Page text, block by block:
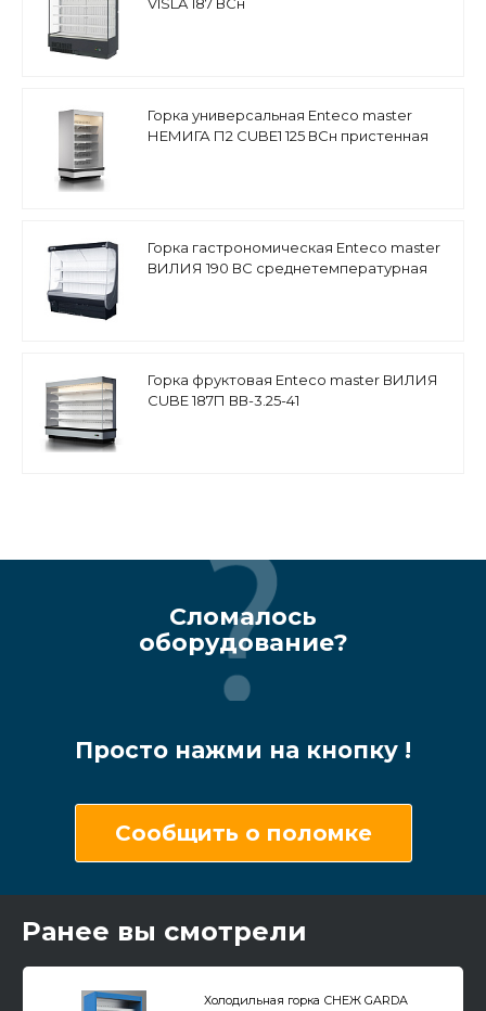
Горка универсальная Enteco master
НЕМИГА П2 CUBE1 125 ВСн пристенная
Горка гастрономическая Enteco master
ВИЛИЯ 190 ВС среднетемпературная
Горка фруктовая Enteco master ВИЛИЯ
СUBE 187П ВВ-3.25-41
Сломалось
оборудование?
Просто нажми на кнопку !
Сообщить о поломке
Ранее вы смотрели
Холодильная горка СНЕЖ GARDA